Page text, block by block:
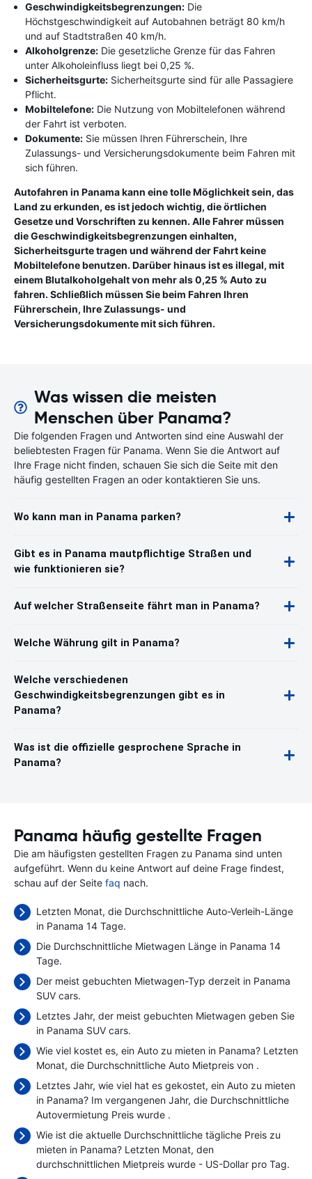
Geschwindigkeitsbegrenzungen: Die
Höchstgeschwindigkeit auf Autobahnen beträgt 80 km/h
und auf Stadtstraßen 40 km/h.
Alkoholgrenze: Die gesetzliche Grenze für das Fahren
unter Alkoholeinfluss liegt bei 0,25 %.
Sicherheitsgurte: Sicherheitsgurte sind für alle Passagiere
Pflicht.
Mobiltelefone: Die Nutzung von Mobiltelefonen während
der Fahrt ist verboten.
Dokumente: Sie müssen Ihren Führerschein, Ihre
Zulassungs- und Versicherungsdokumente beim Fahren mit
sich führen.
Autofahren in Panama kann eine tolle Möglichkeit sein, das
Land zu erkunden, es ist jedoch wichtig, die örtlichen
Gesetze und Vorschriften zu kennen. Alle Fahrer müssen
die Geschwindigkeitsbegrenzungen einhalten,
Sicherheitsgurte tragen und während der Fahrt keine
Mobiltelefone benutzen. Darüber hinaus ist es illegal, mit
einem Blutalkoholgehalt von mehr als 0,25 % Auto zu
fahren. Schließlich müssen Sie beim Fahren Ihren
Führerschein, Ihre Zulassungs- und
Versicherungsdokumente mit sich führen.
Was wissen die meisten
Menschen über Panama?
Die folgenden Fragen und Antworten sind eine Auswahl der
beliebtesten Fragen für Panama. Wenn Sie die Antwort auf
Ihre Frage nicht finden, schauen Sie sich die Seite mit den
häufig gestellten Fragen an oder kontaktieren Sie uns.
Wo kann man in Panama parken?
Gibt es in Panama mautpflichtige Straßen und
wie funktionieren sie?
Auf welcher Straßenseite fährt man in Panama?
Welche Währung gilt in Panama?
Welche verschiedenen
Geschwindigkeitsbegrenzungen gibt es in
Panama?
Was ist die offizielle gesprochene Sprache in
Panama?
Panama häufig gestellte Fragen
Die am häufigsten gestellten Fragen zu Panama sind unten
aufgeführt. Wenn du keine Antwort auf deine Frage findest,
schau auf der Seite faq nach.
Letzten Monat, die Durchschnittliche Auto-Verleih-Länge
in Panama 14 Tage.
Die Durchschnittliche Mietwagen Länge in Panama 14
Tage.
Der meist gebuchten Mietwagen-Typ derzeit in Panama
SUV cars.
Letztes Jahr, der meist gebuchten Mietwagen geben Sie
in Panama SUV cars.
Wie viel kostet es, ein Auto zu mieten in Panama? Letzten
Monat, die Durchschnittliche Auto Mietpreis von .
Letztes Jahr, wie viel hat es gekostet, ein Auto zu mieten
in Panama? Im vergangenen Jahr, die Durchschnittliche
Autovermietung Preis wurde .
Wie ist die aktuelle Durchschnittliche tägliche Preis zu
mieten in Panama? Letzten Monat, den
durchschnittlichen Mietpreis wurde - US-Dollar pro Tag.